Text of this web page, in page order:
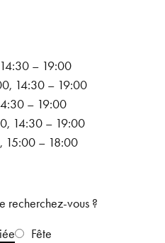
– 19:00
14:30 – 19:00
– 19:00
14:30 – 19:00
15:00 – 18:00
recherchez-vous ?
Fête